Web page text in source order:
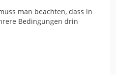
man beachten, dass in
Bedingungen drin